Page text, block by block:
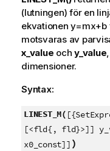
(lutningen) för en
ekvationeny=mx+b
motsvaras av
x_value och y_value
dimensioner.
Syntax:
LINEST_M(
[<fld{, fld}>]]
x0_const]] )